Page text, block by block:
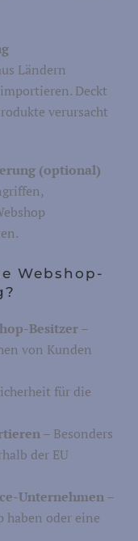
Paket
Ländern
Deckt
verursacht
(optional)
Webshop-
Besitzer–
von Kunden
für die
– Besonders
der EU
Unternehmen–
haben oder eine